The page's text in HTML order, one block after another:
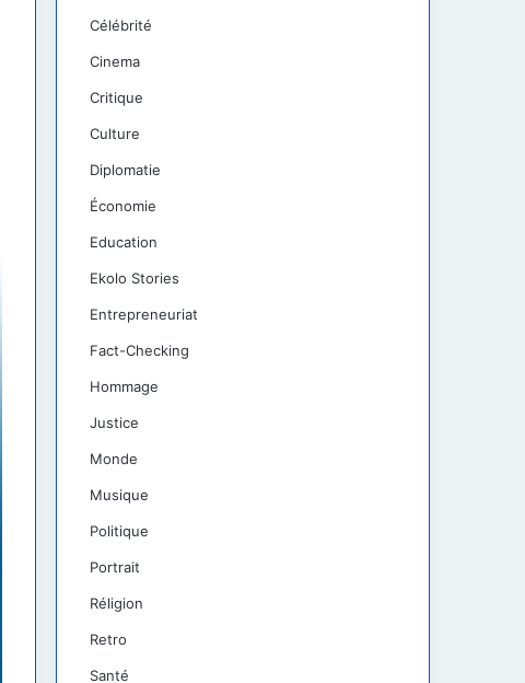
Célébrité
Cinema
Critique
Culture
Diplomatie
Économie
Education
Ekolo Stories
Entrepreneuriat
Fact-Checking
Hommage
Justice
Monde
Musique
Politique
Portrait
Réligion
Retro
Santé